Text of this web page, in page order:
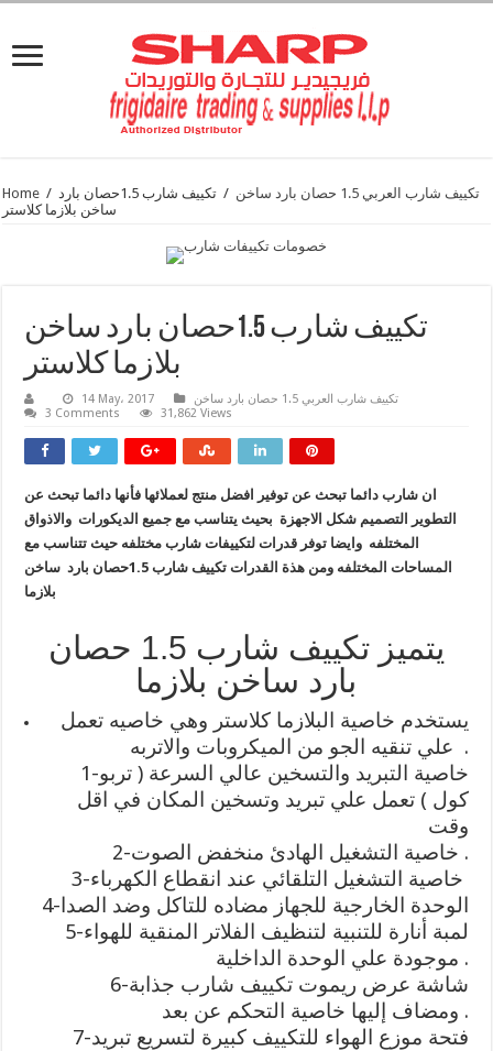
Home / تكييف شارب العربي 1.5 حصان بارد ساخن /
تكييف شارب 1.5حصان بارد
ساخن بلازما كلاستر
تكييف شارب 1.5حصان بارد ساخن
بلازما كلاستر
14 May، 2017
تكييف شارب العربي 1.5 حصان بارد ساخن
3 Comments
31,862 Views
ان شارب دائما تبحث عن توفير افضل منتج لعملائها فأنها دائما تبحث عن
التطوير التصميم شكل الاجهزة بحيث يتناسب مع جميع الديكورات والاذواق
المختلفه وايضا توفر قدرات لتكييفات شارب مختلفه حيث تتناسب مع
المساحات المختلفه ومن هذة القدرات تكييف شارب 1.5حصان بارد ساخن
بلازما
يتميز تكييف شارب 1.5 حصان
بارد ساخن بلازما
يستخدم خاصية البلازما كلاستر وهي خاصيه تعمل
علي تنقيه الجو من الميكروبات والاتربه .
1-خاصية التبريد والتسخين عالي السرعة ( تربو
كول ) تعمل علي تبريد وتسخين المكان في اقل
وقت
2-خاصية التشغيل الهادئ منخفض الصوت .
4-الوحدة الخارجية للجهاز مضاده للتاكل وضد الصدا
5-لمبة أنارة للتنبية لتنظيف الفلاتر المنقية للهواء
موجودة علي الوحدة الداخلية .
6-شاشة عرض ريموت تكييف شارب جذابة
ومضاف إليها خاصية التحكم عن بعد .
7-فتحة موزع الهواء للتكييف كبيرة لتسريع تبريد